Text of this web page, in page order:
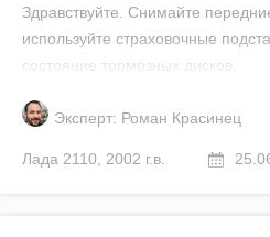
Здравствуйте. Снимайте
используйте страховочные
состояние тормозных дисков.
Эксперт: Роман Красинец
Лада 2110 2002 г.в.